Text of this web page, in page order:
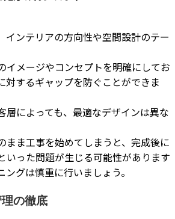
インテリアの方向性や空間設計のテー
イメージやコンセプトを明確にしてお
対するギャップを防ぐことができま
層によっても、最適なデザインは異な
まま工事を始めてしまうと、完成後に
いった問題が生じる可能性があります
グは慎重に行いましょう。
の徹底